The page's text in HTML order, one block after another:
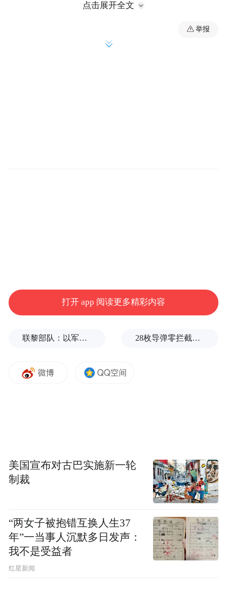
只老猪的逆袭》和动画片《红孩儿火焰山之
王》。
此外，冯小刚导演，雷佳音、胡歌主演的
等片也有望加入今年国庆档。
pictures and audios if any) is uploaded and posted
by the user of Dafeng Hao, which is a social media
platform and merely provides information storage
点击展开全文
举报
打开 app 阅读更多精彩内容
联黎部队：以军单日向黎发射113枚炮弹 28枚导弹零拦截！基辅防空失灵，西方靠不住了
美国宣布对古巴实施新一轮
制裁
“两女子被抱错互换人生37
年”一当事人沉默多日发声：
我不是受益者
红星新闻